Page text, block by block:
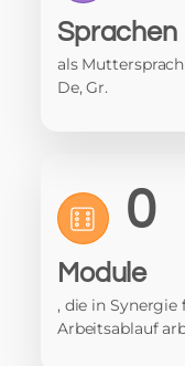
Sprachen
als
De, Gr.
0
Module
, die in
Arbeitsablauf